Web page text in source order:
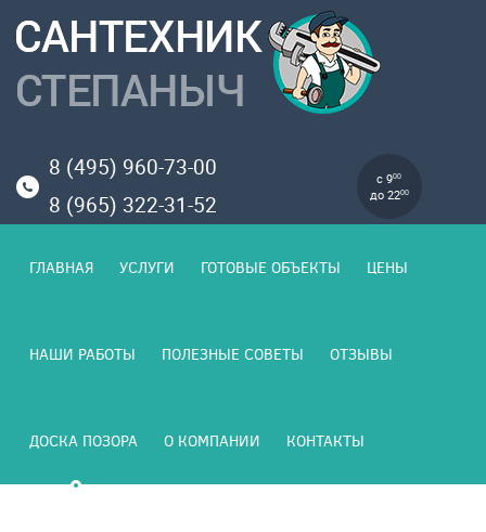
8 (495) 960-73-00
8 (965) 322-31-52
с 900
до 2200
ГЛАВНАЯ УСЛУГИ ГОТОВЫЕ ОБЪЕКТЫ ЦЕНЫ
НАШИ РАБОТЫ ПОЛЕЗНЫЕ СОВЕТЫ ОТЗЫВЫ
ДОСКА ПОЗОРА О КОМПАНИИ КОНТАКТЫ